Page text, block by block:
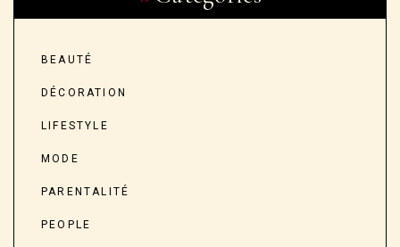
BEAUTÉ
DÉCORATION
LIFESTYLE
MODE
PARENTALITÉ
PEOPLE